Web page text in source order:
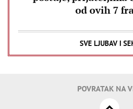
od ovih 7
SVE LJUBAV I
POVRATAK NA